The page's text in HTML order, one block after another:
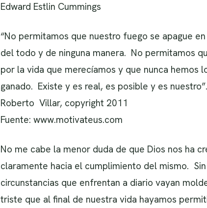
Edward Estlin Cummings
“No permitamos que nuestro fuego se apague
del todo y de ninguna manera. No permitamos
por la vida que merecíamos y que nunca hemos
ganado. Existe y es real, es posible y es
Roberto Villar, copyright 2011
Fuente: www.motivateus.com
No me cabe la menor duda de que Dios nos ha
claramente hacia el cumplimiento del mismo.
circunstancias que enfrentan a diario vayan
triste que al final de nuestra vida hayamos